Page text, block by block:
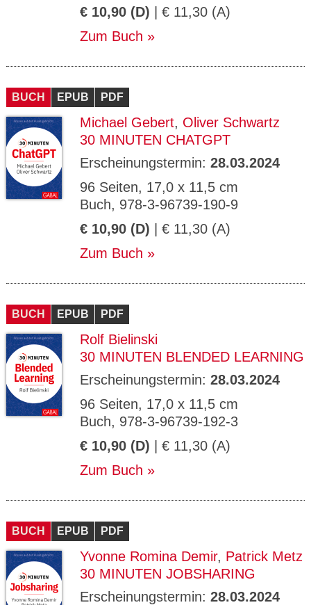
€ 10,90 (D) | € 11,30 (A)
Zum Buch
BUCH EPUB PDF
Michael Gebert, Oliver Schwartz
30 MINUTEN CHATGPT
Erscheinungstermin: 28.03.2024
96 Seiten, 17,0 x 11,5 cm
Buch, 978-3-96739-190-9
€ 10,90 (D) | € 11,30 (A)
Zum Buch
BUCH EPUB PDF
Rolf Bielinski
30 MINUTEN BLENDED LEARNING
Erscheinungstermin: 28.03.2024
96 Seiten, 17,0 x 11,5 cm
Buch, 978-3-96739-192-3
€ 10,90 (D) | € 11,30 (A)
Zum Buch
BUCH EPUB PDF
Yvonne Romina Demir, Patrick Metz
30 MINUTEN JOBSHARING
Erscheinungstermin: 28.03.2024